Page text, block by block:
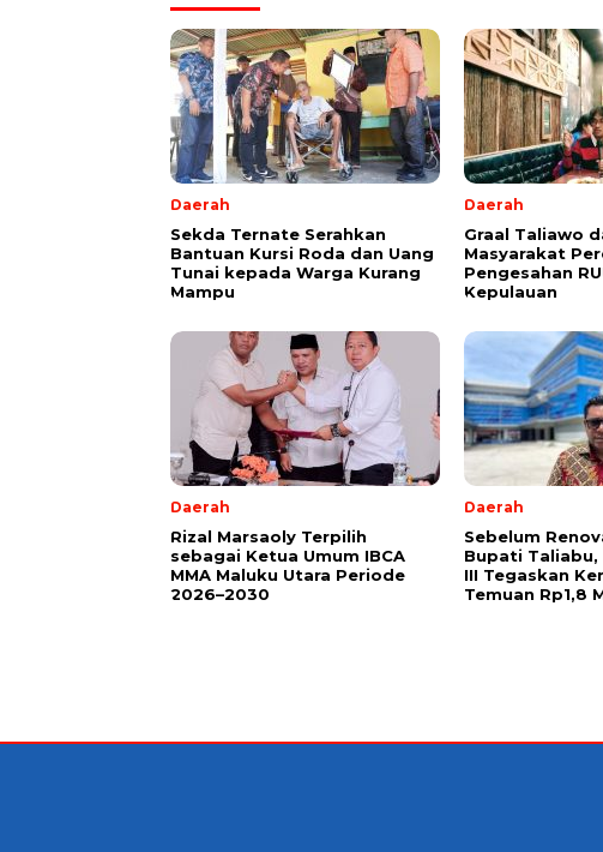
Daerah
Sekda Ternate Serahkan
Bantuan Kursi Roda dan Uang
Tunai kepada Warga Kurang
Mampu
Daerah
Graal Taliawo
Masyarakat
Pengesahan
Kepulauan
Daerah
Rizal Marsaoly Terpilih
sebagai Ketua Umum IBCA
MMA Maluku Utara Periode
2026–2030
Daerah
Sebelum
Bupati Taliabu,
III Tegaskan
Temuan Rp1,8